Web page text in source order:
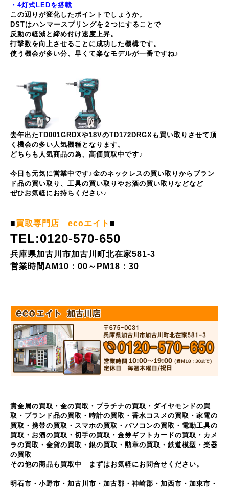
・4灯式LEDを搭載
この辺りが変化したポイントでしょうか。
DSTはハンマースプリングを２つにすることで
反動の軽減と締め付け速度上昇。
打撃数を向上させることに成功した機構です。
使う機会が多い分、早くて楽なモデルが一番ですね♪
去年出たTD001GRDXや18VのTD172DRGXも買い取りさせて頂
く機会の多い人気機種となります。
どちらも人気商品の為、高価買取中です♪
今日も元気に営業中です♪金のネックレスの買い取りからブラン
ド品の買い取り、工具の買い取りやお酒の買い取りなどなど
ぜひお気軽にお持ちください♪
■買取専門店 ecoエイト ■
TEL:0120-570-650
兵庫県加古川市加古川町北在家581-3
営業時間AM10：00～PM18：30
貴金属の買取・金の買取・プラチナの買取・ダイヤモンドの買
取・ブランド品の買取・時計の買取・香水コスメの買取・家電の
買取・携帯の買取・スマホの買取・パソコンの買取・電動工具の
買取・お酒の買取・切手の買取・金券ギフトカードの買取・カメ
ラの買取・金貨の買取・銀の買取・勲章の買取・鉄道模型・楽器
の買取
その他の商品も買取中 まずはお気軽にお問合せください。
明石市・小野市・加古川市・加古郡・神崎郡・加西市・加東市・